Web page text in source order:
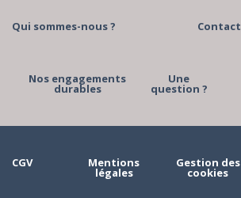
Qui sommes-nous ? Contact
Nos engagements
durables
Une
question ?
CGV Mentions
légales
Gestion des
cookies